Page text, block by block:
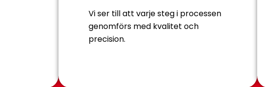
Vi ser till att varje steg i processen
genomförs med kvalitet och
precision.